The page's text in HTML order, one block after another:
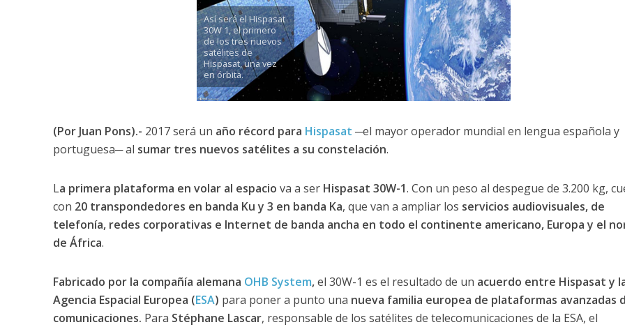
Así será el Hispasat
30W 1, el primero
de los tres nuevos
satélites de
Hispasat, una vez
en órbita.
(Por Juan Pons).- 2017 será un año récord para Hispasat ─el mayor operador mundial en lengua española y
portuguesa─ al sumar tres nuevos satélites a su constelación.
La primera plataforma en volar al espacio va a ser Hispasat 30W-1. Con un peso al despegue de 3.200 kg,
con 20 transpondedores en banda Ku y 3 en banda Ka, que van a ampliar los servicios audiovisuales, de
telefonía, redes corporativas e Internet de banda ancha en todo el continente americano, Europa y el
de África.
Fabricado por la compañía alemana OHB System,el 30W-1 es el resultado de un acuerdo entre Hispasat y
Agencia Espacial Europea (ESA) para poner a punto una nueva familia europea de plataformas avanzadas
comunicaciones. Para Stéphane Lascar, responsable de los satélites de telecomunicaciones de la ESA, el